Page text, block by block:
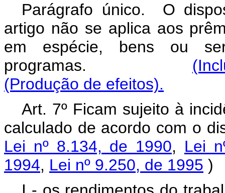
Parágrafo único. O
artigo não se aplica aos
em espécie, bens ou
programas.
(Produção de efeitos).
Art. 7º Ficam sujeito à
calculado de acordo com o
Lei nº 8.134, de 1990, Lei
1994, Lei nº 9.250, de 1995 )